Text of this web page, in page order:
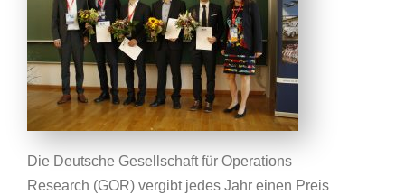
Die Deutsche Gesellschaft für Operations
Research (GOR) vergibt jedes Jahr einen Preis